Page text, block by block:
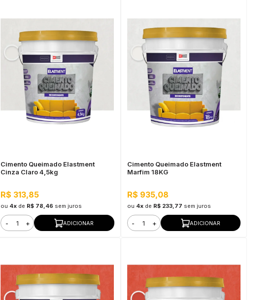
Cimento Queimado Elastment
Cinza Claro 4,5kg
R$ 313,85
ou 4x de R$ 78,46 sem juros
- + ADICIONAR
Cimento Queimado Elastment
Marfim 18KG
R$ 935,08
ou 4xde R$ 233,77 sem juros
- + ADICIONAR